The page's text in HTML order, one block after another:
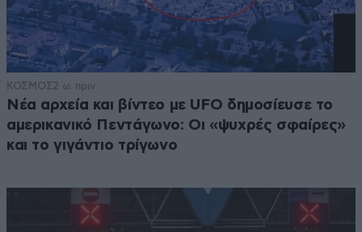
ΚΟΣΜΟΣ2 ω. πριν
Νέα αρχεία και βίντεο με UFO δημοσίευσε το
αμερικανικό Πεντάγωνο: Οι «ψυχρές σφαίρες»
και το γιγάντιο τρίγωνο